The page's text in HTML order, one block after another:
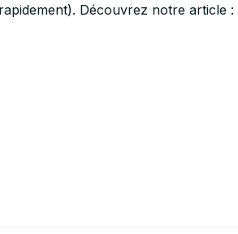
Découvrez notre article :